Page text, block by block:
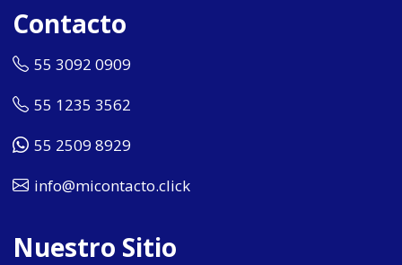
Contacto
55 3092 0909
55 1235 3562
55 2509 8929
info@micontacto.click
Nuestro Sitio